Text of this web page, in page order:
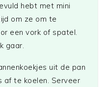
hebt met mini
om ze om te
een vork of spatel.
gaar.
uit de pan
af te koelen. Serveer